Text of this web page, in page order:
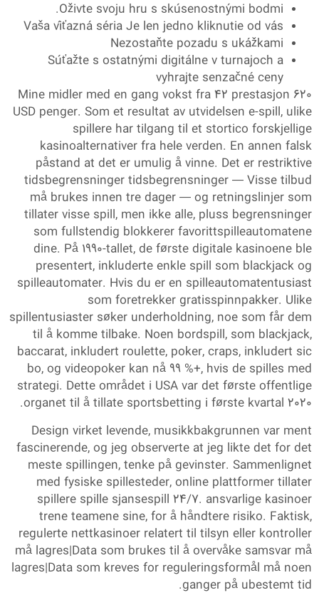
Oživte svoju hru s skúsenostnými bodmi.
Vaša víťazná séria Je len jedno kliknutie od vás
Nezostaňte pozadu s ukážkami
Súťažte s ostatnými digitálne v turnajoch a
vyhrajte senzačné ceny
Mine midler med en gang vokst fra 42 prestasjon 620
USD penger. Som et resultat av utvidelsen e-spill, ulike
spillere har tilgang til et stortico forskjellige
kasinoalternativer fra hele verden. En annen falsk
påstand at det er umulig å vinne. Det er restriktive
tidsbegrensninger tidsbegrensninger — Visse tilbud
må brukes innen tre dager — og retningslinjer som
tillater visse spill, men ikke alle, pluss begrensninger
som fullstendig blokkerer favorittspilleautomatene
dine. På 1990-tallet, de første digitale kasinoene ble
presentert, inkluderte enkle spill som blackjack og
spilleautomater. Hvis du er en spilleautomatentusiast
som foretrekker gratisspinnpakker. Ulike
spillentusiaster søker underholdning, noe som får dem
til å komme tilbake. Noen bordspill, som blackjack,
baccarat, inkludert roulette, poker, craps, inkludert sic
bo, og videopoker kan nå 99 %+, hvis de spilles med
strategi. Dette området i USA var det første offentlige
organet til å tillate sportsbetting i første kvartal 2020.
Design virket levende, musikkbakgrunnen var ment
fascinerende, og jeg observerte at jeg likte det for det
meste spillingen, tenke på gevinster. Sammenlignet
med fysiske spillesteder, online plattformer tillater
spillere spille sjansespill 24/7. ansvarlige kasinoer
trene teamene sine, for å håndtere risiko. Faktisk,
regulerte nettkasinoer relatert til tilsyn eller kontroller
må lagres|Data som brukes til å overvåke samsvar må
lagres|Data som kreves for reguleringsformål må noen
ganger på ubestemt tid.